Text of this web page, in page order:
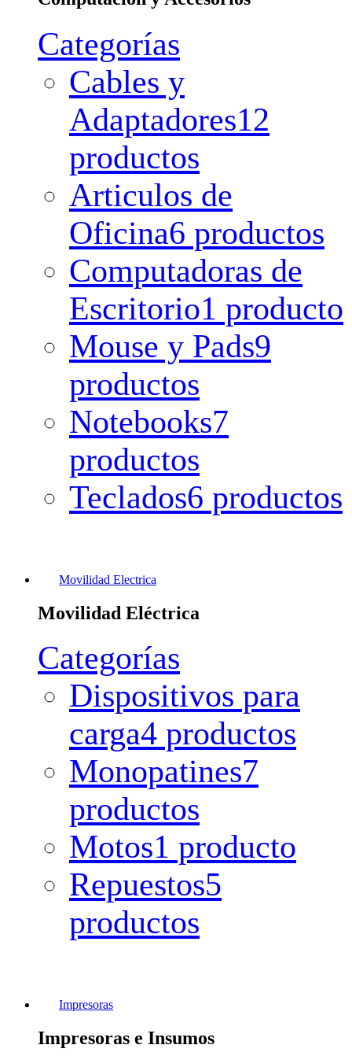
Categorías
Cables y
Adaptadores12
productos
Articulos de
Oficina6 productos
Computadoras de
Escritorio1 producto
Mouse y Pads9
productos
Notebooks7
productos
Teclados6 productos
Movilidad Electrica
Movilidad Eléctrica
Categorías
Dispositivos para
carga4 productos
Monopatines7
productos
Motos1 producto
Repuestos5
productos
Impresoras
Impresoras e Insumos